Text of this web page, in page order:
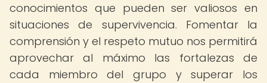
conocimientos que pueden ser valiosos en
situaciones de supervivencia. Fomentar la
comprensión y el respeto mutuo nos permitirá
aprovechar al máximo las fortalezas de
cada miembro del grupo y superar los